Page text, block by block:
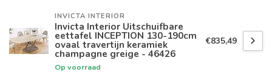
INVICTA INTERIOR
Invicta Interior Uitschuifbare
eettafel INCEPTION 130-190cm
ovaal travertijn keramiek
champagne greige - 46426
Op voorraad
€835,49